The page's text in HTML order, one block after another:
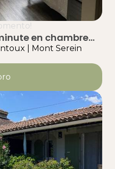
minimum
Mont Serein